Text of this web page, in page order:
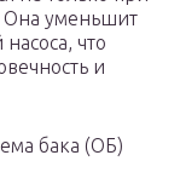
уменьшит
что
и
бака (ОБ)